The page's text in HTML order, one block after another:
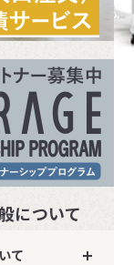
について
て